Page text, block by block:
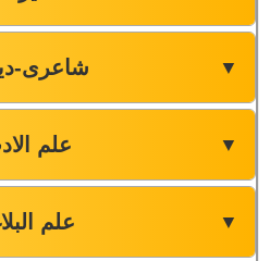
شاعری- ▼
علم ▼
علم ▼